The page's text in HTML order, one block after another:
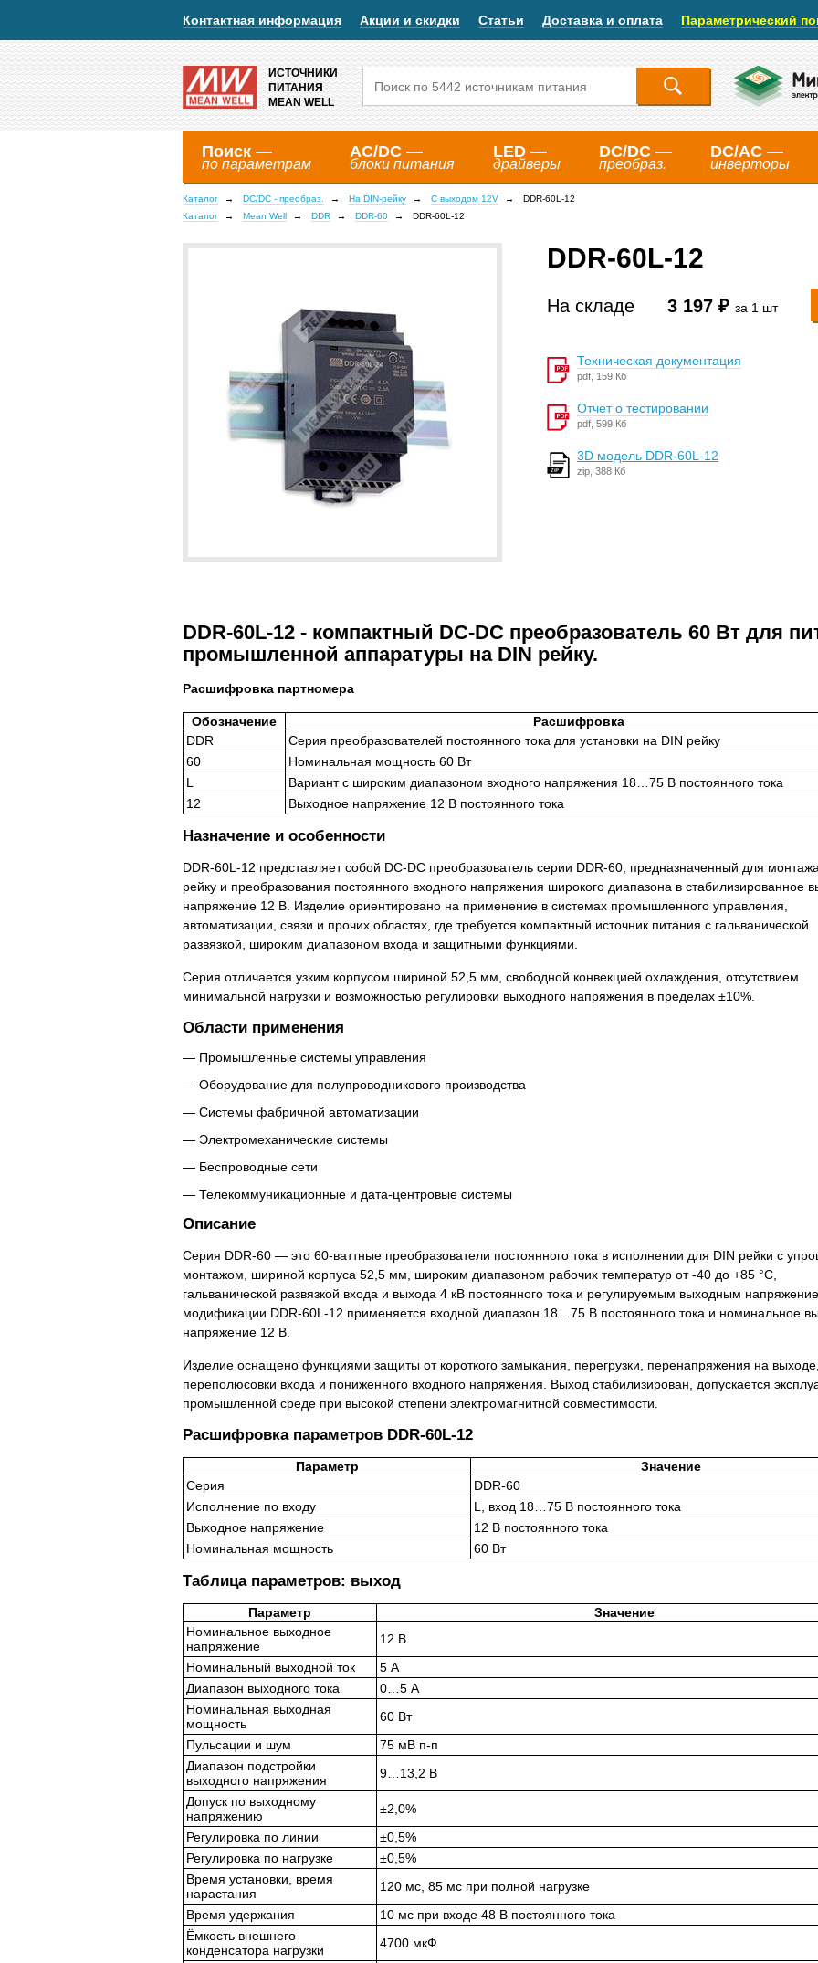
Контактная информация Акции и скидки Статьи Доставка и оплата Параметрический
ИСТОЧНИКИ
ПИТАНИЯ
MEAN WELL
Поиск —
по параметрам
AC/DC —
блоки питания
LED —
драйверы
DC/DC —
преобраз.
DC/AC —
инверторы
Каталог DC/DC - преобраз. На DIN-рейку С выходом 12V
DDR-60L-12
Каталог
Mean Well DDR DDR-60 DDR-60L-12
DDR-60L-12
На складе 3 197 ₽ за 1 шт
Техническая документация
pdf, 159 Кб
Отчет о тестировании
pdf, 599 Кб
3D модель DDR-60L-12
zip, 388 Кб
DDR-60L-12 - компактный DC-DC преобразователь 60 Вт для
промышленной аппаратуры на DIN рейку.
Расшифровка партномера
Обозначение
Расшифровка
DDR
Серия преобразователей постоянного тока для установки на DIN рейку
60
Номинальная мощность 60 Вт
L
Вариант с широким диапазоном входного напряжения 18…75 В постоянного тока
12
Выходное напряжение 12 В постоянного тока
Назначение и особенности
DDR-60L-12 представляет собой DC-DC преобразователь серии DDR-60, предназначенный для
рейку и преобразования постоянного входного напряжения широкого диапазона в стабилизированное
напряжение 12 В. Изделие ориентировано на применение в системах промышленного управления,
автоматизации, связи и прочих областях, где требуется компактный источник питания с гальванической
развязкой, широким диапазоном входа и защитными функциями.
Серия отличается узким корпусом шириной 52,5 мм, свободной конвекцией охлаждения, отсутствием
минимальной нагрузки и возможностью регулировки выходного напряжения в пределах ±10%.
Области применения
Промышленные системы управления
Оборудование для полупроводникового производства
Системы фабричной автоматизации
Электромеханические системы
Беспроводные сети
Телекоммуникационные и дата-центровые системы
Описание
Серия DDR-60 — это 60-ваттные преобразователи постоянного тока в исполнении для DIN рейки с
монтажом, шириной корпуса 52,5 мм, широким диапазоном рабочих температур от -40 до +85 °C,
гальванической развязкой входа и выхода 4 кВ постоянного тока и регулируемым выходным
модификации DDR-60L-12 применяется входной диапазон 18…75 В постоянного тока и номинальное
напряжение 12 В.
Изделие оснащено функциями защиты от короткого замыкания, перегрузки, перенапряжения на выходе,
переполюсовки входа и пониженного входного напряжения. Выход стабилизирован, допускается
промышленной среде при высокой степени электромагнитной совместимости.
Расшифровка параметров DDR-60L-12
Параметр
Значение
Серия
DDR-60
Исполнение по входу
L, вход 18…75 В постоянного тока
Выходное напряжение
12 В постоянного тока
Номинальная мощность
60 Вт
Таблица параметров: выход
Параметр
Значение
Номинальное выходное
напряжение
12 В
Номинальный выходной ток
5 А
Диапазон выходного тока
0…5 А
Номинальная выходная
мощность
60 Вт
Пульсации и шум
75 мВ п-п
Диапазон подстройки
выходного напряжения
9…13,2 В
Допуск по выходному
напряжению
±2,0%
Регулировка по линии
±0,5%
Регулировка по нагрузке
±0,5%
Время установки, время
нарастания
120 мс, 85 мс при полной нагрузке
Время удержания
10 мс при входе 48 В постоянного тока
Ёмкость внешнего
конденсатора нагрузки
4700 мкФ